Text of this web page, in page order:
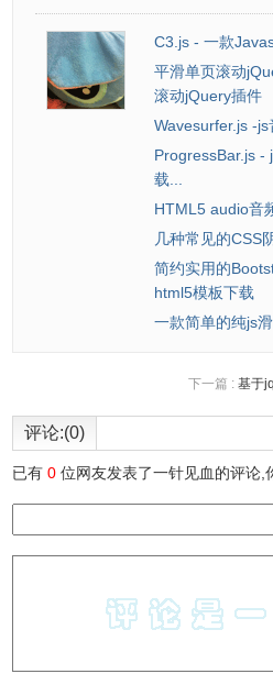
45
46
47
48
49
50
* 目前有
* vt-
* vt-
* 其中
* 如果需
* 每一个
* 该参数
*/
offset: 'vt-
/** * 样式*
style: null ,
C3.js - 一款
平滑单页滚动
滚动jQuery插件
Wavesurfer.js -
ProgressBar.js -
载...
HTML5 audio音
几种常见的CSS
简约实用的
html5模板下载
一款简单的纯js
下一篇 : 基于
评论:(0)
已有0 位网友发表了一针见血的评论,